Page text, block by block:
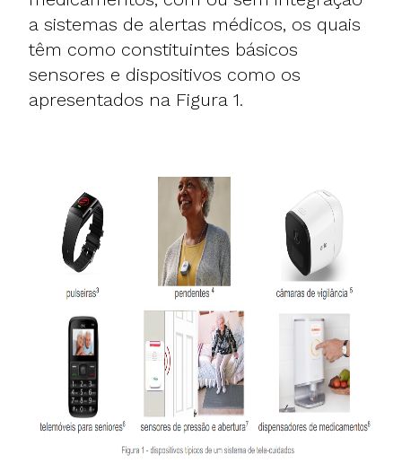
a sistemas de alertas médicos, os quais
têm como constituintes básicos
sensores e dispositivos como os
apresentados na Figura 1.